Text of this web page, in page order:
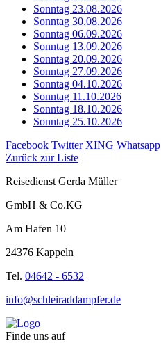
Sonntag 23.08.2026
Sonntag 30.08.2026
Sonntag 06.09.2026
Sonntag 13.09.2026
Sonntag 20.09.2026
Sonntag 27.09.2026
Sonntag 04.10.2026
Sonntag 11.10.2026
Sonntag 18.10.2026
Sonntag 25.10.2026
Facebook Twitter XING Whatsapp
Zurück zur Liste
Reisedienst Gerda Müller
GmbH & Co.KG
Am Hafen 10
24376 Kappeln
Tel. 04642 - 6532
info@schleiraddampfer.de
Finde uns auf